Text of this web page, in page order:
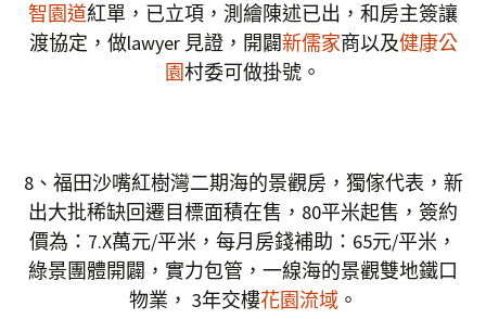
智園道紅單，已立項，測繪陳述已出，和房主簽讓
渡協定，做lawyer 見證，開闢新儒家商以及健康公
園村委可做掛號。
8、福田沙嘴紅樹灣二期海的景觀房，獨傢代表，新
出大批稀缺回遷目標面積在售，80平米起售，簽約
價為：7.X萬元/平米，每月房錢補助：65元/平米，
綠景團體開闢，實力包管，一線海的景觀雙地鐵口
物業， 3年交樓花園流域。